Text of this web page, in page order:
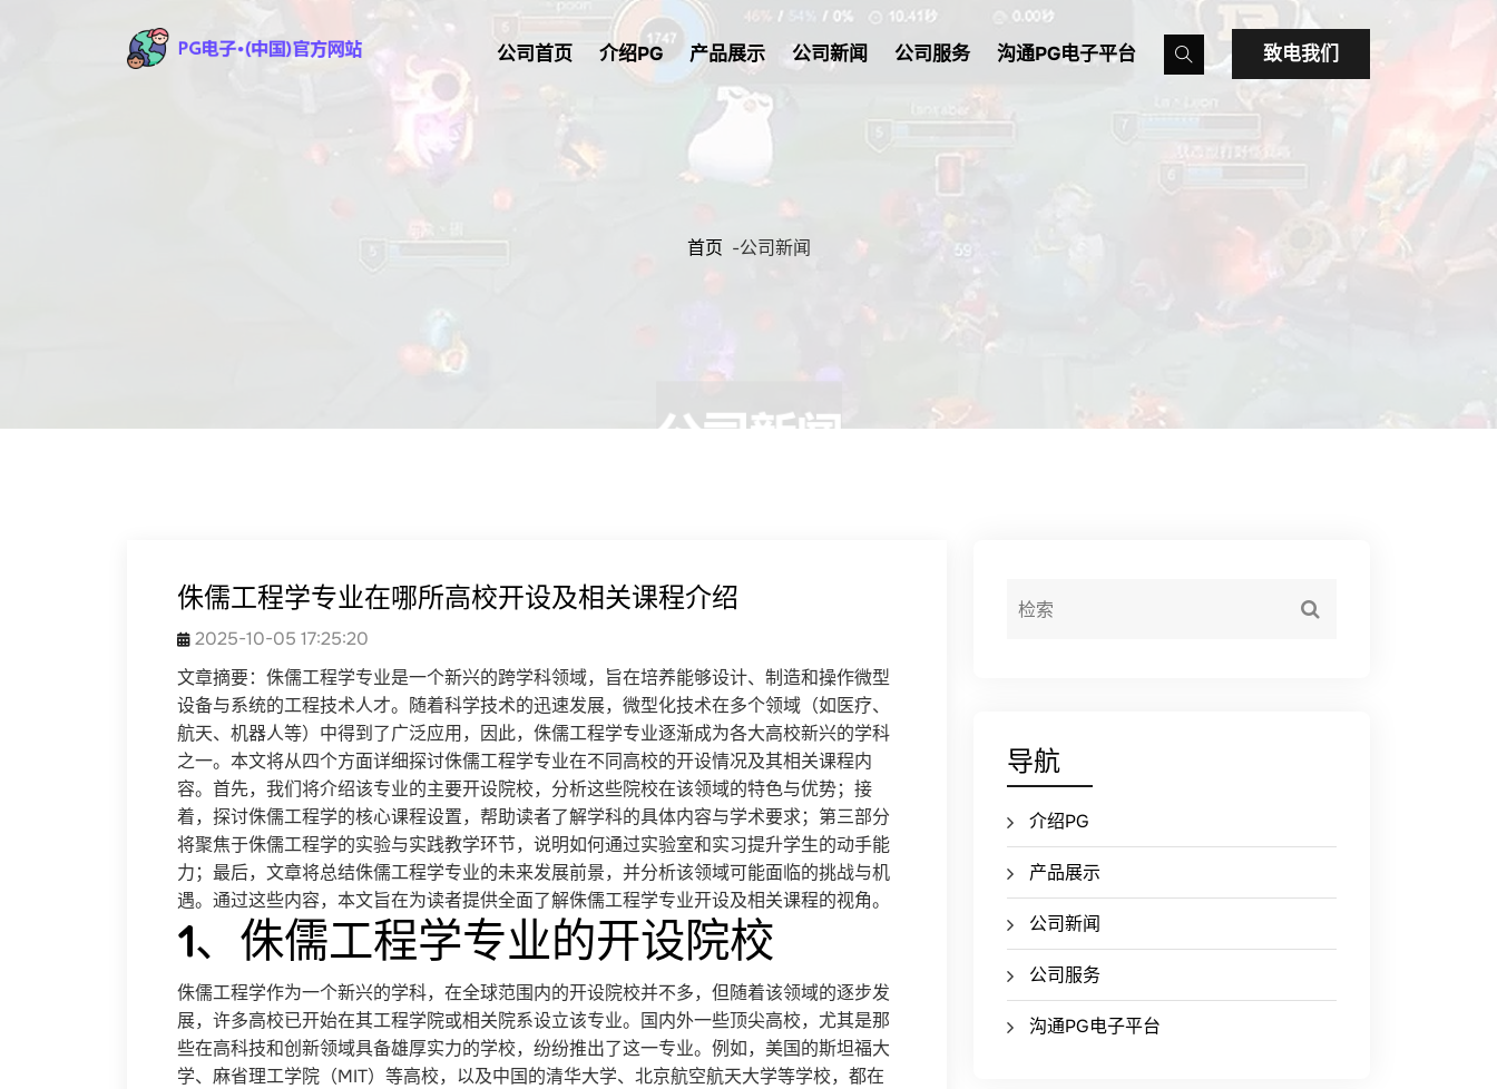
公司首页 介绍PG 产品展示 公司新闻 公司服务 沟通PG电子平台 致电我们
首页 -公司新闻
侏儒工程学专业在哪所高校开设及相关课程介绍
2025-10-05 17:25:20
文章摘要：侏儒工程学专业是一个新兴的跨学科领域，旨在培养能够设计、制造和操作微型
设备与系统的工程技术人才。随着科学技术的迅速发展，微型化技术在多个领域（如医疗、
航天、机器人等）中得到了广泛应用，因此，侏儒工程学专业逐渐成为各大高校新兴的学科
之一。本文将从四个方面详细探讨侏儒工程学专业在不同高校的开设情况及其相关课程内
容。首先，我们将介绍该专业的主要开设院校，分析这些院校在该领域的特色与优势；接
着，探讨侏儒工程学的核心课程设置，帮助读者了解学科的具体内容与学术要求；第三部分
将聚焦于侏儒工程学的实验与实践教学环节，说明如何通过实验室和实习提升学生的动手能
力；最后，文章将总结侏儒工程学专业的未来发展前景，并分析该领域可能面临的挑战与机
遇。通过这些内容，本文旨在为读者提供全面了解侏儒工程学专业开设及相关课程的视角。
1、侏儒工程学专业的开设院校
侏儒工程学作为一个新兴的学科，在全球范围内的开设院校并不多，但随着该领域的逐步发
展，许多高校已开始在其工程学院或相关院系设立该专业。国内外一些顶尖高校，尤其是那
些在高科技和创新领域具备雄厚实力的学校，纷纷推出了这一专业。例如，美国的斯坦福大
学、麻省理工学院（MIT）等高校，以及中国的清华大学、北京航空航天大学等学校，都在
导航
介绍PG
产品展示
公司新闻
公司服务
沟通PG电子平台